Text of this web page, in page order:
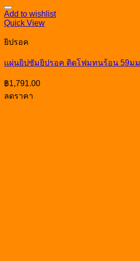
Add to wishlist
Quick View
ยิปรอค
แผ่นยิปซัมยิปรอค ติดโฟมทนร้อน 59ม
฿1,791.00
ลดราคา